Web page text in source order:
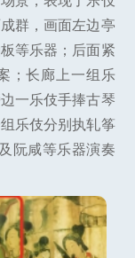
群，画面左边亭
等乐器；后面紧
；长廊上一组乐
一乐伎手捧古琴
乐伎分别执轧筝
阮咸等乐器演奏